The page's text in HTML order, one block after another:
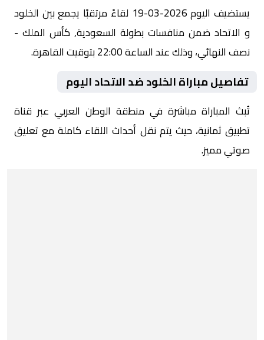
يستضيف اليوم 2026-03-19 لقاءً مرتقبًا يجمع بين الخلود
و الاتحاد ضمن منافسات بطولة السعودية, كأس الملك -
نصف النهائي، وذلك عند الساعة 22:00 بتوقيت القاهرة.
تفاصيل مباراة الخلود ضد الاتحاد اليوم
تُبث المباراة مباشرة في منطقة الوطن العربي عبر قناة
تطبيق ثمانية، حيث يتم نقل أحداث اللقاء كاملة مع تعليق
صوتي مميز.